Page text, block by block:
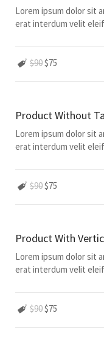
Lorem ipsum dolor sit
erat interdum velit
$90$75
Product Without
Lorem ipsum dolor sit
erat interdum velit
$90$75
Product With
Lorem ipsum dolor sit
erat interdum velit
$90$75